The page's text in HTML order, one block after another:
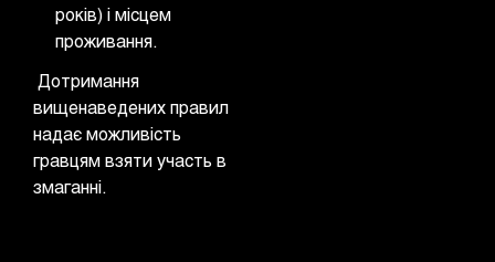
років) і місцем
проживання.
Дотримання
вищенаведених правил
надає можливість
гравцям взяти участь в
змаганні.